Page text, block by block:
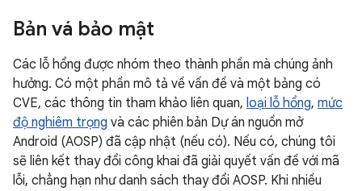
Bản vá bảo mật
Các lỗ hổng được nhóm theo thành phần mà chúng ảnh
hưởng. Có một phần mô tả về vấn đề và một bảng có
CVE, các thông tin tham khảo liên quan, loại lỗ hổng, mức
độ nghiêm trọng và các phiên bản Dự án nguồn mở
Android (AOSP) đã cập nhật (nếu có). Nếu có, chúng tôi
sẽ liên kết thay đổi công khai đã giải quyết vấn đề với mã
lỗi, chẳng hạn như danh sách thay đổi AOSP. Khi nhiều